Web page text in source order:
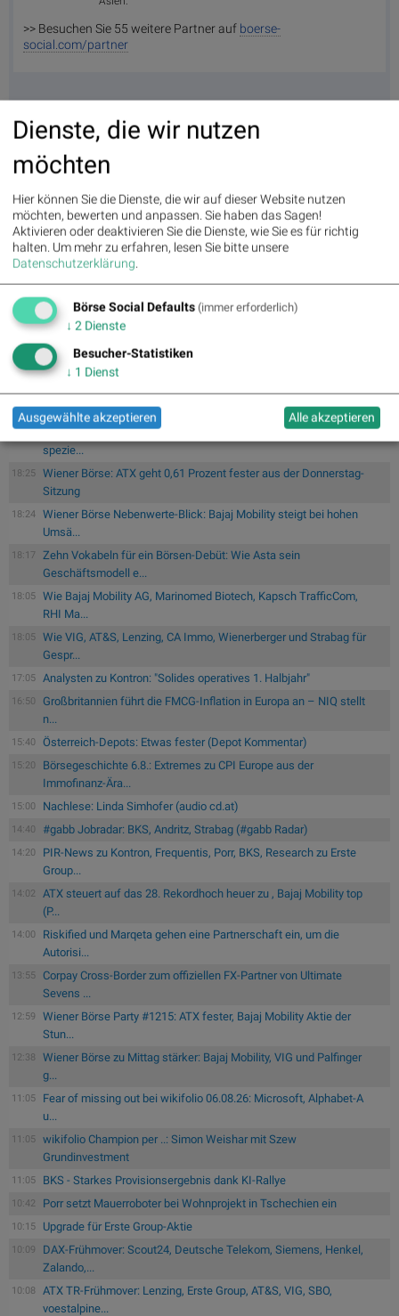
>> Besuchen Sie 55 weitere Partner auf boerse-
social.com/partner
Purina als erster NIQ ConnectAI Charter-Kunde vorgestellt
23:02
Perpetuals meldet eine hypothetische Rendite von 380 % im
22:48
NetApp übernimmt JetStream Software, um Cyber-Resilienz und
Datensi...
05.08.
Südkorea und Taiwan dank KI-Boom und Chipnachfrage im
Rampenlicht :Südkorea und Taiwan zählen zu den wichtigsten
Z...
22:33
LTM arbeitet mit Chainguard zusammen, um die Sicherheit der
Softwar...
19:49
Cloudflare bietet Unternehmen umfassende Transparenz zur
Überprüfun...
19:28
BeOne Medicines meldet Finanzergebnisse für das zweite
Quartal 2026...
19:20
Cloudflare OS ist die erste KI-Arbeitsumgebung, die sich der
spezie...
18:25
Wiener Börse: ATX geht 0,61 Prozent fester aus der Donnerstag-
Sitzung
18:24
Wiener Börse Nebenwerte-Blick: Bajaj Mobility steigt bei hohen
Umsä...
18:17
Zehn Vokabeln für ein Börsen-Debüt: Wie Asta sein
Geschäftsmodell e...
18:05
Wie Bajaj Mobility AG, Marinomed Biotech, Kapsch TrafficCom,
RHI Ma...
18:05
Wie VIG, AT&S, Lenzing, CA Immo, Wienerberger und Strabag für
Gespr...
17:05 Analysten zu Kontron: "Solides operatives 1. Halbjahr"
16:50
Großbritannien führt die FMCG-Inflation in Europa an – NIQ stellt
n...
15:40 Österreich-Depots: Etwas fester (Depot Kommentar)
15:20
Börsegeschichte 6.8.: Extremes zu CPI Europe aus der
Immofinanz-Ära...
15:00 Nachlese: Linda Simhofer (audio cd.at)
14:40 #gabb Jobradar: BKS, Andritz, Strabag (#gabb Radar)
14:20
PIR-News zu Kontron, Frequentis, Porr, BKS, Research zu Erste
Group...
14:02
ATX steuert auf das 28. Rekordhoch heuer zu , Bajaj Mobility top
(P...
14:00
Riskified und Marqeta gehen eine Partnerschaft ein, um die
Autorisi...
13:55
Corpay Cross-Border zum offiziellen FX-Partner von Ultimate
Sevens ...
12:59
Wiener Börse Party #1215: ATX fester, Bajaj Mobility Aktie der
Stun...
12:38
Wiener Börse zu Mittag stärker: Bajaj Mobility, VIG und Palfinger
g...
11:05
Fear of missing out bei wikifolio 06.08.26: Microsoft, Alphabet-A
u...
11:05
wikifolio Champion per ..: Simon Weishar mit Szew
Grundinvestment
11:05 BKS - Starkes Provisionsergebnis dank KI-Rallye
10:42 Porr setzt Mauerroboter bei Wohnprojekt in Tschechien ein
10:15 Upgrade für Erste Group-Aktie
10:09
DAX-Frühmover: Scout24, Deutsche Telekom, Siemens, Henkel,
Zalando,...
10:08
ATX TR-Frühmover: Lenzing, Erste Group, AT&S, VIG, SBO,
voestalpine...
Dienste, die wir nutzen
möchten
Hier können Sie die Dienste, die wir auf dieser Website nutzen
möchten, bewerten und anpassen. Sie haben das Sagen!
Aktivieren oder deaktivieren Sie die Dienste, wie Sie es für richtig
halten. Um mehr zu erfahren, lesen Sie bitte unsere
Datenschutzerklärung.
Börse Social Defaults (immer erforderlich)
↓ 2 Dienste
Besucher-Statistiken
↓ 1 Dienst
Ausgewählte akzeptieren Alle akzeptieren